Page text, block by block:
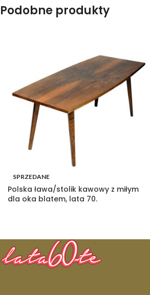
Podobne produkty
SPRZEDANE
Polska ława/stolik kawowy z miłym
dla oka blatem, lata 70.